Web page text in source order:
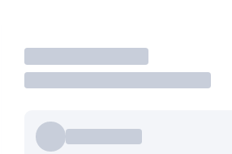
Торговать